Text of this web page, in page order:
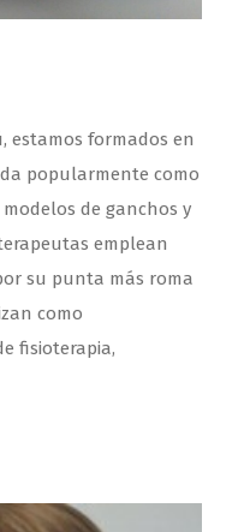
estamos formados en
popularmente como
de ganchos y
emplean
su punta más roma
como
fisioterapia,